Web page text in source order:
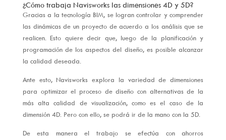
¿Cómo trabaja Navisworks las dimensiones 4D y 5D?
Gracias a la tecnología BIM, se logran controlar y comprender
las dinámicas de un proyecto de acuerdo a los análisis que se
realicen. Esto quiere decir que, luego de la planificación y
programación de los aspectos del diseño, es posible alcanzar
la calidad deseada.
Ante esto, Navisworks explora la variedad de dimensiones
para optimizar el proceso de diseño con alternativas de la
más alta calidad de visualización, como es el caso de la
dimensión 4D. Pero con ello, se podrá ir de la mano con la 5D.
De esta manera el trabajo se efectúa con ahorros